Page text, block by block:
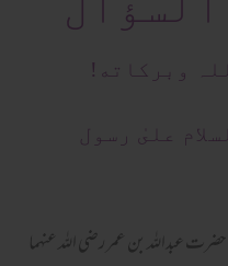
وبرکاته!
علىٰ رسول
عبداللہ بن عمر رضی اللہ عنہما